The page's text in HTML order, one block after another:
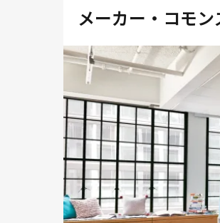
メーカー・コモ